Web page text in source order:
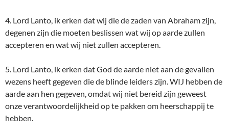
4. Lord Lanto, ik erken dat wij die de zaden van Abraham zijn,
degenen zijn die moeten beslissen wat wij op aarde zullen
accepteren en wat wij niet zullen accepteren.
5. Lord Lanto, ik erken dat God de aarde niet aan de gevallen
wezens heeft gegeven die de blinde leiders zijn. WIJ hebben de
aarde aan hen gegeven, omdat wij niet bereid zijn geweest
onze verantwoordelijkheid op te pakken om heerschappij te
hebben.